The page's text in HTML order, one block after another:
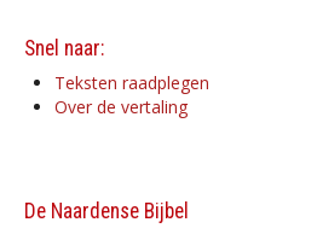
Snel naar:
Teksten raadplegen
Over de vertaling
De Naardense Bijbel